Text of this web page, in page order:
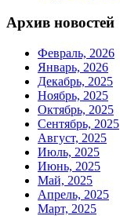
Архив новостей
Февраль, 2026
Январь, 2026
Декабрь, 2025
Ноябрь, 2025
Октябрь, 2025
Сентябрь, 2025
Август, 2025
Июль, 2025
Июнь, 2025
Май, 2025
Апрель, 2025
Март, 2025